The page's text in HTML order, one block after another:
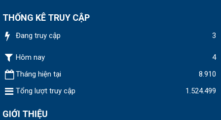
THỐNG KÊ TRUY CẬP
Đang truy cập 3
Hôm nay
4
Tháng hiện tại
8.910
Tổng lượt truy cập
1.524.499
GIỚI THIỆU